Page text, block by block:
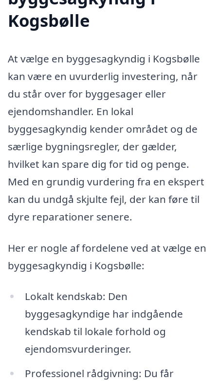
Kogsbølle
At vælge en byggesagkyndig i Kogsbølle
kan være en uvurderlig investering, når
du står over for byggesager eller
ejendomshandler. En lokal
byggesagkyndig kender området og de
særlige bygningsregler, der gælder,
hvilket kan spare dig for tid og penge.
Med en grundig vurdering fra en ekspert
kan du undgå skjulte fejl, der kan føre til
dyre reparationer senere.
Her er nogle af fordelene ved at vælge en
byggesagkyndig i Kogsbølle:
Lokalt kendskab: Den
byggesagkyndige har indgående
kendskab til lokale forhold og
ejendomsvurderinger.
Professionel rådgivning: Du får